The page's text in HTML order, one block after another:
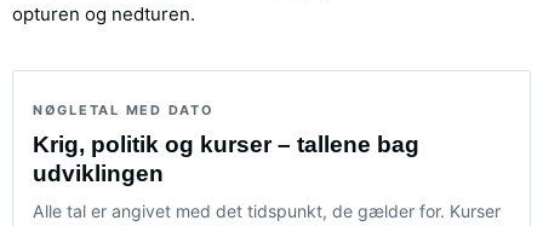
opturen og nedturen.
NØGLETAL MED DATO
Krig, politik og kurser – tallene bag
udviklingen
Alle tal er angivet med det tidspunkt, de gælder for. Kurser